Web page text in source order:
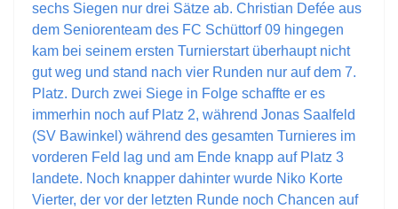
sechs Siegen nur drei Sätze ab. Christian Defée aus
dem Seniorenteam des FC Schüttorf 09 hingegen
kam bei seinem ersten Turnierstart überhaupt nicht
gut weg und stand nach vier Runden nur auf dem 7.
Platz. Durch zwei Siege in Folge schaffte er es
immerhin noch auf Platz 2, während Jonas Saalfeld
(SV Bawinkel) während des gesamten Turnieres im
vorderen Feld lag und am Ende knapp auf Platz 3
landete. Noch knapper dahinter wurde Niko Korte
Vierter, der vor der letzten Runde noch Chancen auf